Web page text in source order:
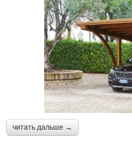
читать дальше →